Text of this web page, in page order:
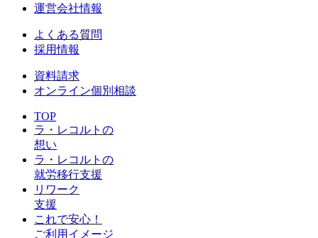
運営会社情報
よくある質問
採用情報
資料請求
オンライン個別相談
TOP
ラ・レコルトの
想い
ラ・レコルトの
就労移行支援
リワーク
支援
これで安心！
ご利用イメージ